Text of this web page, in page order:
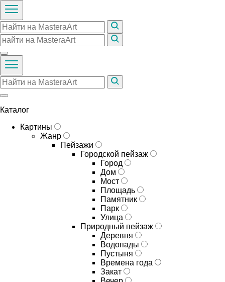
Каталог
Картины
Жанр
Пейзажи
Городской пейзаж
Город
Дом
Мост
Площадь
Памятник
Парк
Улица
Природный пейзаж
Деревня
Водопады
Пустыня
Времена года
Закат